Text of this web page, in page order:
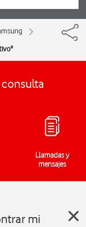
Llamadas y
mensajes
mi